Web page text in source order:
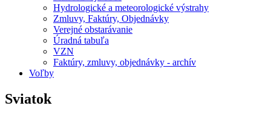
Hydrologické a meteorologické výstrahy
Zmluvy, Faktúry, Objednávky
Verejné obstarávanie
Úradná tabuľa
VZN
Faktúry, zmluvy, objednávky - archív
Voľby
Sviatok